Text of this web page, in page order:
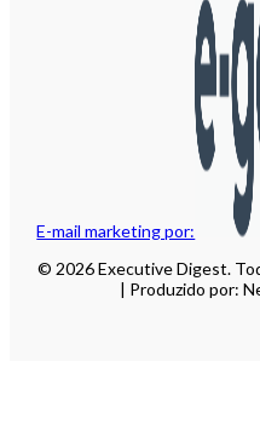
E-mail marketing por:
© 2026 Executive Digest.
| Produzido por: